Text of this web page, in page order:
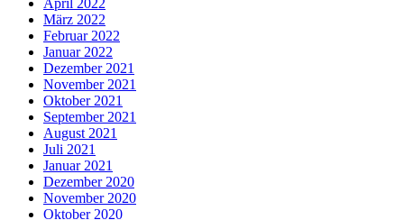
April 2022
März 2022
Februar 2022
Januar 2022
Dezember 2021
November 2021
Oktober 2021
September 2021
August 2021
Juli 2021
Januar 2021
Dezember 2020
November 2020
Oktober 2020